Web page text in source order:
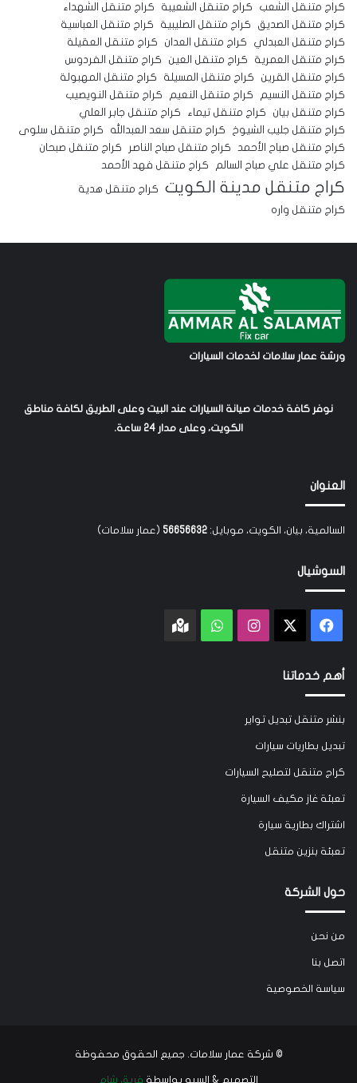
كراج متنقل الشعب
كراج متنقل الشعيبة
كراج متنقل الشهداء
كراج متنقل الصديق
كراج متنقل الصليبية
كراج متنقل العباسية
كراج متنقل العبدلي
كراج متنقل العدان
كراج متنقل العقيلة
كراج متنقل العمرية
كراج متنقل العين
كراج متنقل الفردوس
كراج متنقل القرين
كراج متنقل المسيلة
كراج متنقل المهبولة
كراج متنقل النسيم
كراج متنقل النعيم
كراج متنقل النويصيب
كراج متنقل بيان
كراج متنقل تيماء
كراج متنقل جابر العلي
كراج متنقل جليب الشيوخ
كراج متنقل سعد العبدالله
كراج متنقل سلوى
كراج متنقل صباح الأحمد
كراج متنقل صباح الناصر
كراج متنقل صبحان
كراج متنقل علي صباح السالم
كراج متنقل فهد الأحمد
كراج متنقل مدينة الكويت
كراج متنقل هدية
كراج متنقل واره
ورشة عمار سلامات لخدمات السيارات
نوفر كافة خدمات صيانة السيارات عند البيت وعلى الطريق لكافة مناطق
الكويت، وعلى مدار 24 ساعة.
العنوان
السالمية، بيان، الكويت، موبايل: 56656632 (عمار سلامات)
السوشيال
فيسبوك انستقرامواتسابGoogle
أهم خدماتنا
بنشر متنقل تبديل تواير
تبديل بطاريات سيارات
كراج متنقل لتصليح السيارات
تعبئة غاز مكيف السيارة
اشتراك بطارية سيارة
تعبئة بنزين متنقل
حول الشركة
من نحن
اتصل بنا
سياسة الخصوصية
© شركة عمار سلامات . جميع الحقوق محفوظة
التصميم & السيو بواسطة فريق شام